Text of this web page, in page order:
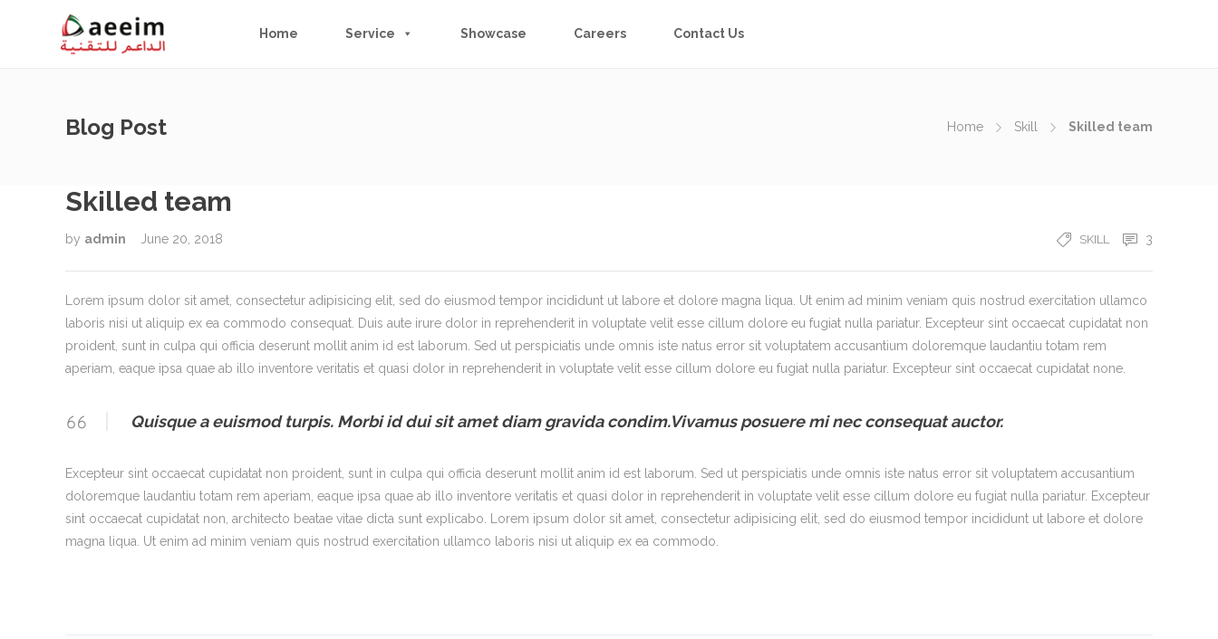
Home Service Showcase Careers Contact Us
Blog Post Home Skill Skilled team
Skilled team
by admin June 20, 2018 SKILL 3
Lorem ipsum dolor sit amet, consectetur adipisicing elit, sed do eiusmod tempor incididunt ut labore et dolore magna liqua. Ut enim ad minim veniam quis nostrud exercitation ullamco
laboris nisi ut aliquip ex ea commodo consequat. Duis aute irure dolor in reprehenderit in voluptate velit esse cillum dolore eu fugiat nulla pariatur. Excepteur sint occaecat cupidatat non
proident, sunt in culpa qui officia deserunt mollit anim id est laborum. Sed ut perspiciatis unde omnis iste natus error sit voluptatem accusantium doloremque laudantiu totam rem
aperiam, eaque ipsa quae ab illo inventore veritatis et quasi dolor in reprehenderit in voluptate velit esse cillum dolore eu fugiat nulla pariatur. Excepteur sint occaecat cupidatat none.
Quisque a euismod turpis. Morbi id dui sit amet diam gravida condim.Vivamus posuere mi nec consequat auctor.
Excepteur sint occaecat cupidatat non proident, sunt in culpa qui officia deserunt mollit anim id est laborum. Sed ut perspiciatis unde omnis iste natus error sit voluptatem accusantium
doloremque laudantiu totam rem aperiam, eaque ipsa quae ab illo inventore veritatis et quasi dolor in reprehenderit in voluptate velit esse cillum dolore eu fugiat nulla pariatur. Excepteur
sint occaecat cupidatat non, architecto beatae vitae dicta sunt explicabo. Lorem ipsum dolor sit amet, consectetur adipisicing elit, sed do eiusmod tempor incididunt ut labore et dolore
magna liqua. Ut enim ad minim veniam quis nostrud exercitation ullamco laboris nisi ut aliquip ex ea commodo.